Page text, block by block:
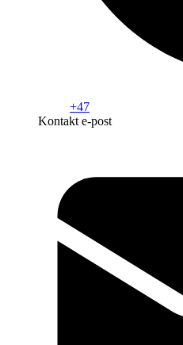
+47
Kontakt e-post